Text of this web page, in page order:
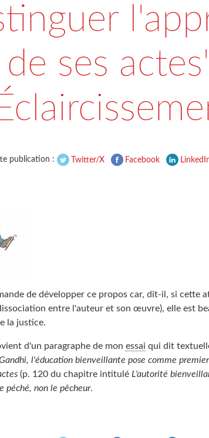
de ses
publication : Twitter/X Facebook
de développer ce propos car, dit-il, si cette
entre l'auteur et son œuvre), elle est
la justice.
d'un paragraphe de mon essai qui dit
l'éducation bienveillante pose comme
(p. 120 du chapitre intitulé L'autorité
péché, non le pêcheur.